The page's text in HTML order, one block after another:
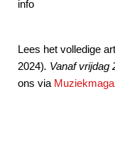
info
Lees het volledige
2024). Vanaf vrijdag
ons via